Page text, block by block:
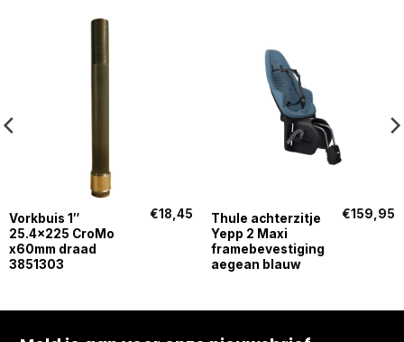
Vorkbuis 1″
25.4×225 CroMo
x60mm draad
3851303
€18,45
Thule achterzitje
Yepp 2 Maxi
framebevestiging
aegean blauw
€159,95